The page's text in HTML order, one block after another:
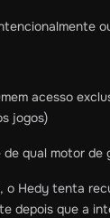
acesso
jogos)
qual motor de
, o Hedy tenta
depois que a